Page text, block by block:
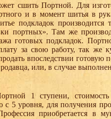
сшить Портной. Для
и в момент шитья в
подкладок производится
портных». Там же
готовых подкладок.
за свою работу, так же
впоследствии готовую
или, в случае
1 ступени,
с 5 уровня, для получения
приобретается в